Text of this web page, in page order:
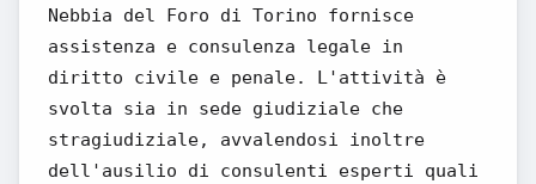
Nebbia del Foro di Torino fornisce
assistenza e consulenza legale in
diritto civile e penale. L'attività è
svolta sia in sede giudiziale che
stragiudiziale, avvalendosi inoltre
dell'ausilio di consulenti esperti quali